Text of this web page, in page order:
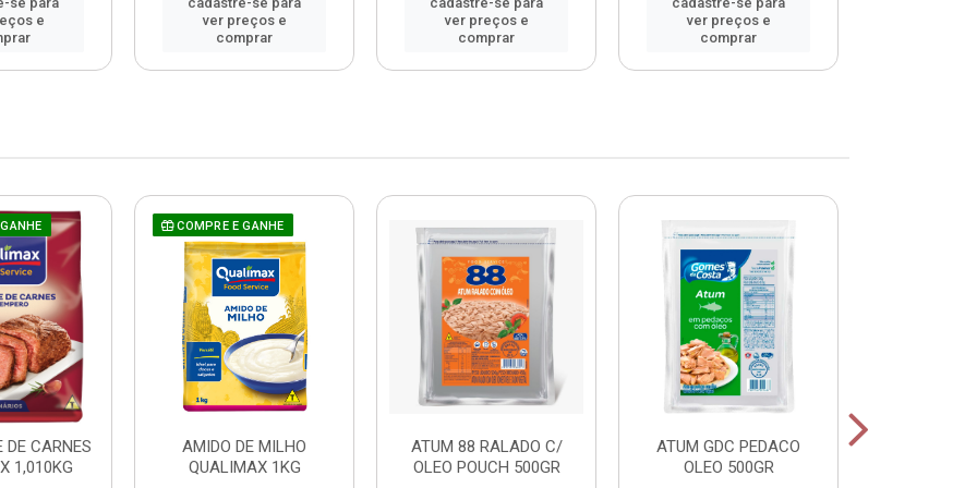
e
ver preços e
comprar
ver preços e
comprar
ver preços e
comprar
CARNES
1,010KG
COMPRE E GANHE
AMIDO DE MILHO
QUALIMAX 1KG
ATUM 88 RALADO C/
OLEO POUCH 500GR
ATUM GDC PEDACO
OLEO 500GR